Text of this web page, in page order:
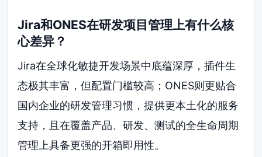
Jira和ONES在研发项目管理上有什么核
心差异？
Jira在全球化敏捷开发场景中底蕴深厚，插件生
态极其丰富，但配置门槛较高；ONES则更贴合
国内企业的研发管理习惯，提供更本土化的服务
支持，且在覆盖产品、研发、测试的全生命周期
管理上具备更强的开箱即用性。